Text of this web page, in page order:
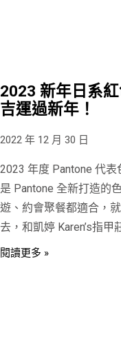
2023 新年日系
吉運過新年！
2022 年 12 月 30 日
2023 年度 Pantone 代表
是 Pantone 全新打造的
遊、約會聚餐都適合，
去，和凱婷 Karen’s指甲
閱讀更多 »